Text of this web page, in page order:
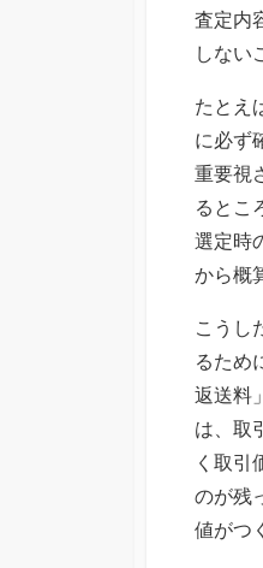
査定内
しない
たとえ
に必ず
重要視
るとこ
選定時
から概
こうし
るため
返送料
は、取
く取引
のが残
値がつ